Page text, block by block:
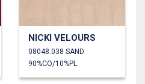
NICKI VELOURS
08048.038 SAND
90%CO/10%PL